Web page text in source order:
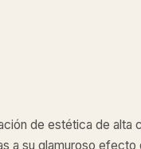
de estética de alta
a su glamuroso efecto